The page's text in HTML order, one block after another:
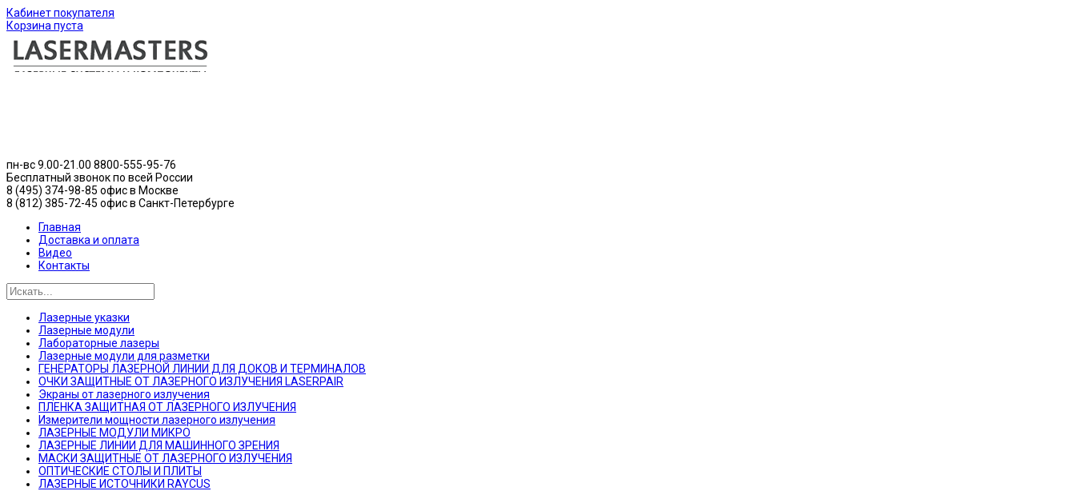
Кабинет покупателя
Корзина пуста
пн-вс 9.00-21.00 8800-555-95-76
Бесплатный звонок по всей России
8 (495) 374-98-85 офис в Москве
8 (812) 385-72-45 офис в Санкт-Петербурге
Главная
Доставка и оплата
Видео
Контакты
Лазерные указки
Лазерные модули
Лабораторные лазеры
Лазерные модули для разметки
ГЕНЕРАТОРЫ ЛАЗЕРНОЙ ЛИНИИ ДЛЯ ДОКОВ И ТЕРМИНАЛОВ
ОЧКИ ЗАЩИТНЫЕ ОТ ЛАЗЕРНОГО ИЗЛУЧЕНИЯ LASERPAIR
Экраны от лазерного излучения
ПЛЕНКА ЗАЩИТНАЯ ОТ ЛАЗЕРНОГО ИЗЛУЧЕНИЯ
Измерители мощности лазерного излучения
ЛАЗЕРНЫЕ МОДУЛИ МИКРО
ЛАЗЕРНЫЕ ЛИНИИ ДЛЯ МАШИННОГО ЗРЕНИЯ
МАСКИ ЗАЩИТНЫЕ ОТ ЛАЗЕРНОГО ИЗЛУЧЕНИЯ
ОПТИЧЕСКИЕ СТОЛЫ И ПЛИТЫ
ЛАЗЕРНЫЕ ИСТОЧНИКИ RAYCUS